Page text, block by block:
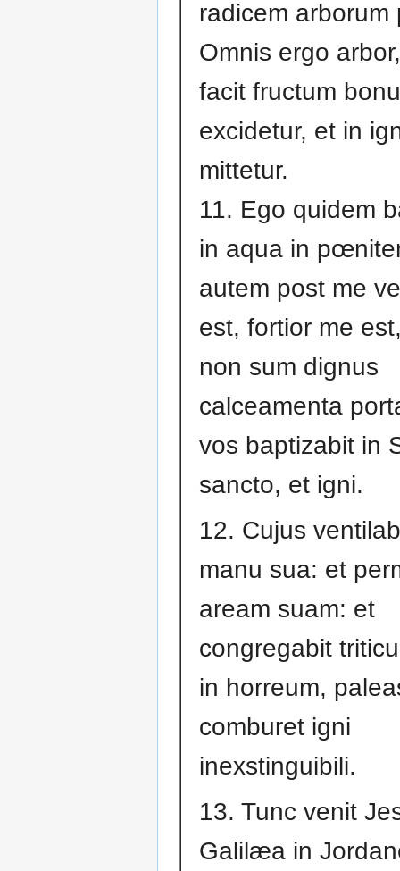
radicem arborum
Omnis ergo
facit fructum
excidetur, et in
mittetur.
11. Ego quidem
in aqua in
autem post me
est, fortior me
non sum dignus
calceamenta
vos baptizabit in
sancto, et igni.
12. Cujus
manu sua: et
aream suam: et
congregabit
in horreum,
comburet igni
inexstinguibili.
13. Tunc venit
Galilæa in